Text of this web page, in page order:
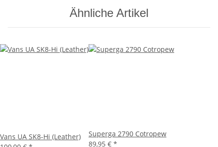
Ähnliche Artikel
Vans UA SK8-Hi (Leather)
Superga 2790 Cotropew
89,95 € *